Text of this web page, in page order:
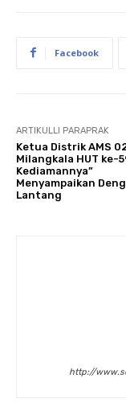
Facebook
ARTIKULLI PARAPRAK
Ketua Distrik AMS
Milangkala HUT ke-
Kediamannya”
Menyampaikan
Lantang
http://